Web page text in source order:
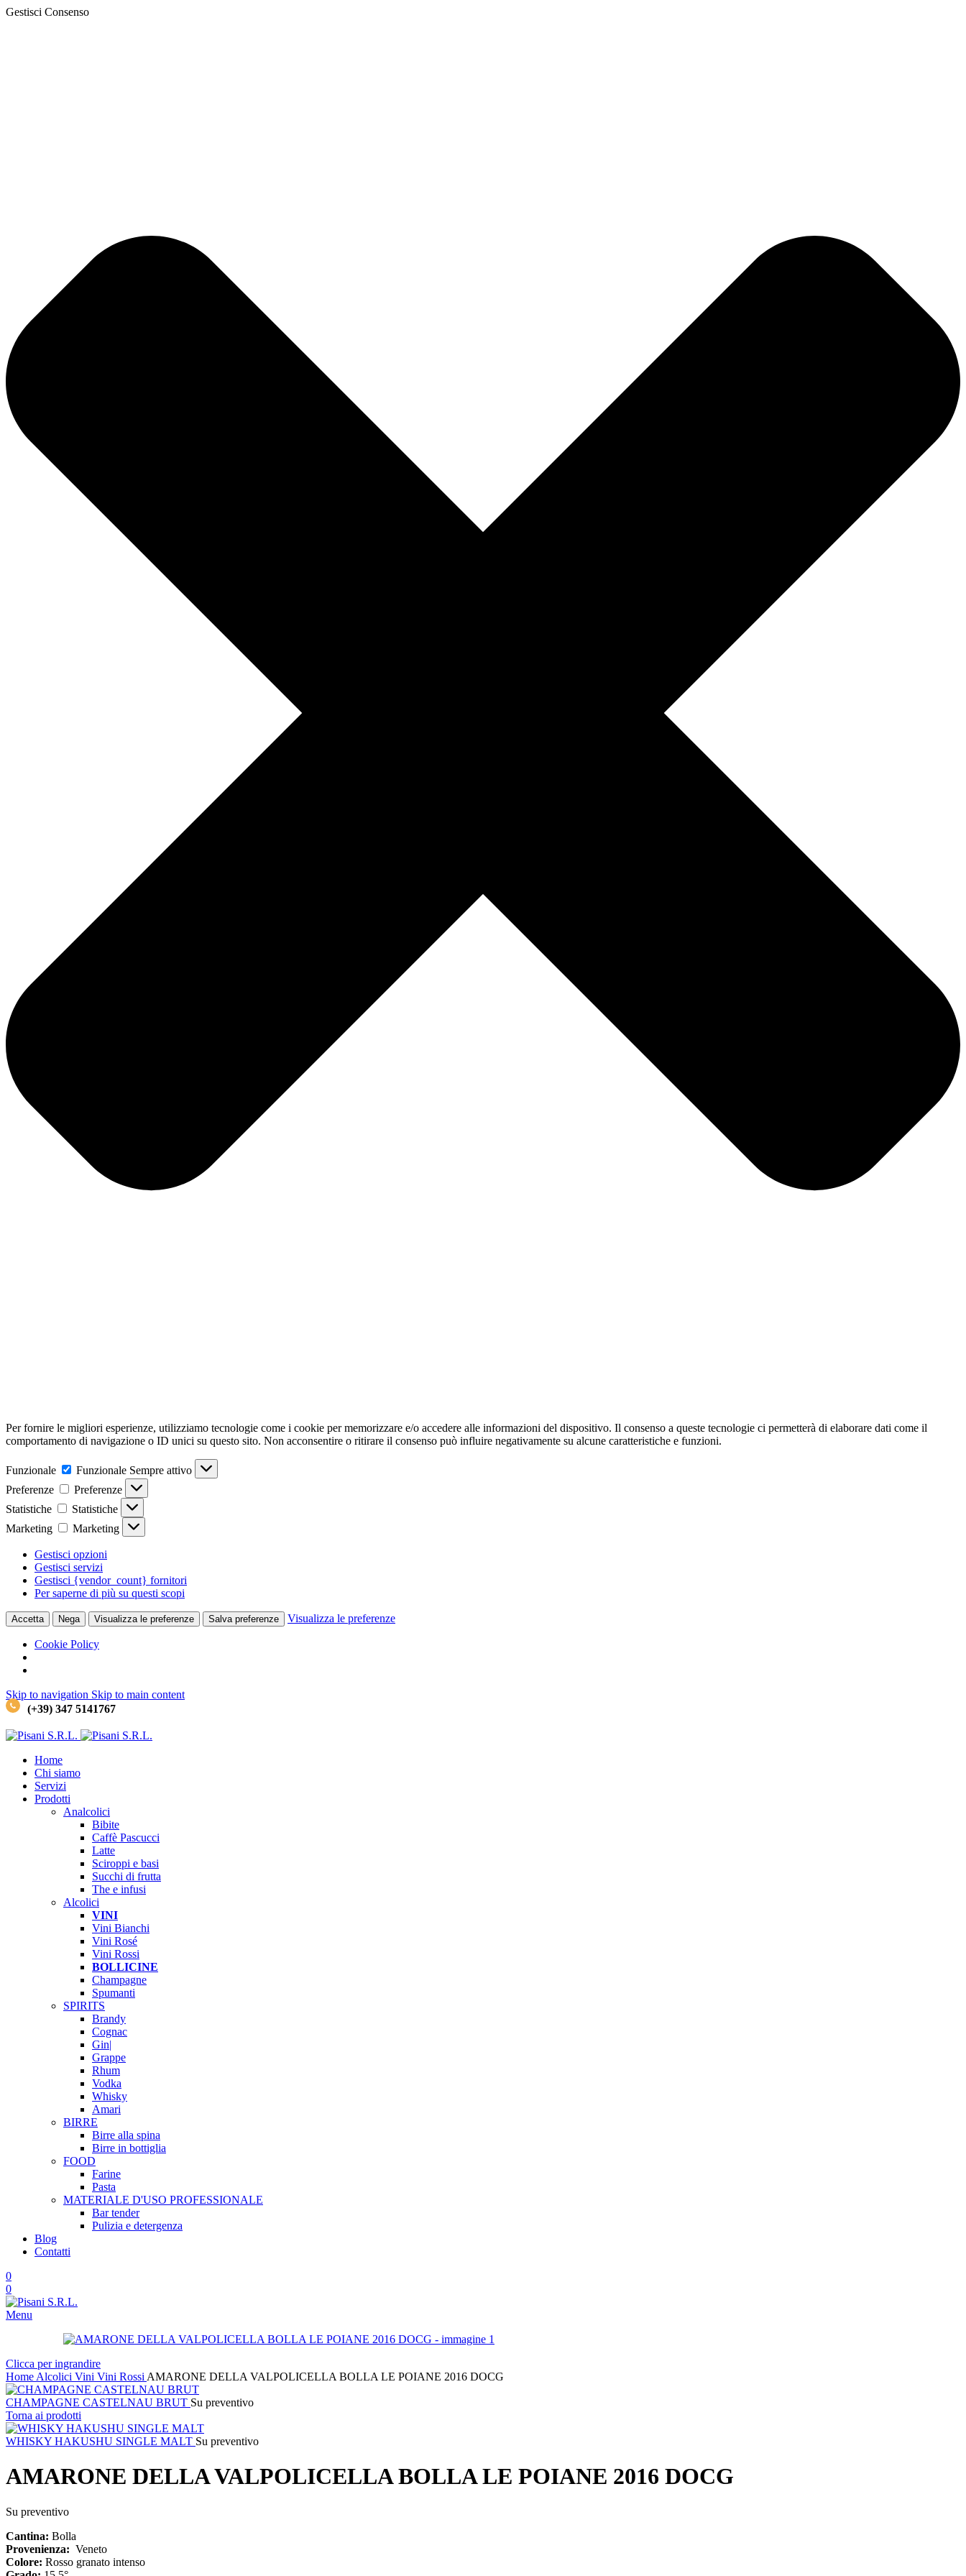
Gestisci Consenso
Per fornire le migliori esperienze, utilizziamo tecnologie come i cookie per memorizzare e/o accedere alle informazioni del dispositivo. Il consenso a queste tecnologie ci permetterà di elaborare dati come il
comportamento di navigazione o ID unici su questo sito. Non acconsentire o ritirare il consenso può influire negativamente su alcune caratteristiche e funzioni.
Funzionale Funzionale Sempre attivo
Preferenze
Preferenze
Statistiche
Statistiche
Marketing
Marketing
Gestisci opzioni
Gestisci servizi
Gestisci {vendor_count} fornitori
Per saperne di più su questi scopi
Accetta Nega Visualizza le preferenze Salva preferenze Visualizza le preferenze
Cookie Policy
Skip to navigation Skip to main content
(+39) 347 5141767
Home
Chi siamo
Servizi
Prodotti
Analcolici
Bibite
Caffè Pascucci
Latte
Sciroppi e basi
Succhi di frutta
The e infusi
Alcolici
VINI
Vini Bianchi
Vini Rosé
Vini Rossi
BOLLICINE
Champagne
Spumanti
SPIRITS
Brandy
Cognac
Gin|
Grappe
Rhum
Vodka
Whisky
Amari
BIRRE
Birre alla spina
Birre in bottiglia
FOOD
Farine
Pasta
MATERIALE D'USO PROFESSIONALE
Bar tender
Pulizia e detergenza
Blog
Contatti
0
0
Menu
Clicca per ingrandire
Home Alcolici Vini Vini Rossi AMARONE DELLA VALPOLICELLA BOLLA LE POIANE 2016 DOCG
CHAMPAGNE CASTELNAU BRUT Su preventivo
Torna ai prodotti
WHISKY HAKUSHU SINGLE MALT Su preventivo
AMARONE DELLA VALPOLICELLA BOLLA LE POIANE 2016 DOCG
Su preventivo
Cantina: Bolla
Provenienza: Veneto
Colore: Rosso granato intenso